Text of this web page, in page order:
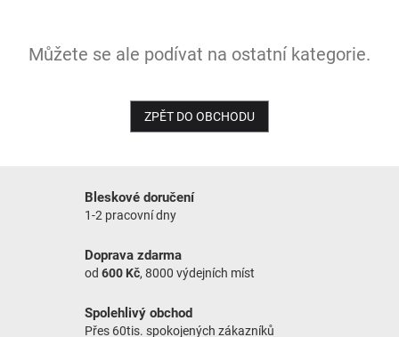
Můžete se ale podívat na ostatní kategorie.
ZPĚT DO OBCHODU
Bleskové doručení
1-2 pracovní dny
Doprava zdarma
od 600 Kč, 8000 výdejních míst
Spolehlivý obchod
Přes 60tis. spokojených zákazníků